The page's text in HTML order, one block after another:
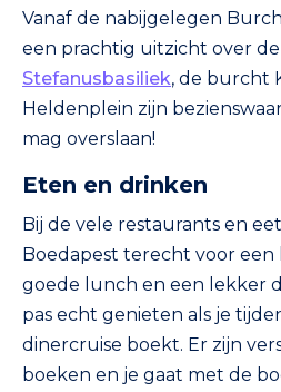
Vanaf de nabijgelegen
een prachtig uitzicht over de
Stefanusbasiliek, de burcht
Heldenplein zijn
mag overslaan!
Eten en drinken
Bij de vele restaurants en
Boedapest terecht voor een
goede lunch en een lekker
pas echt genieten als je
dinercruise boekt. Er zijn
boeken en je gaat met de